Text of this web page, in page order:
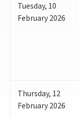
Tuesday, 10
February 2026
Thursday, 12
February 2026